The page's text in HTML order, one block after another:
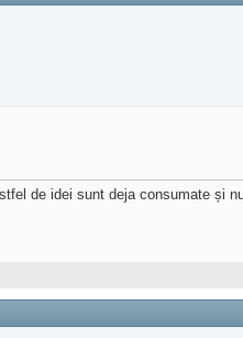
de idei sunt deja consumate și